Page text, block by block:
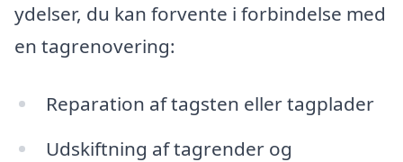
ydelser, du kan forvente i forbindelse med
en tagrenovering:
Reparation af tagsten eller tagplader
Udskiftning af tagrender og